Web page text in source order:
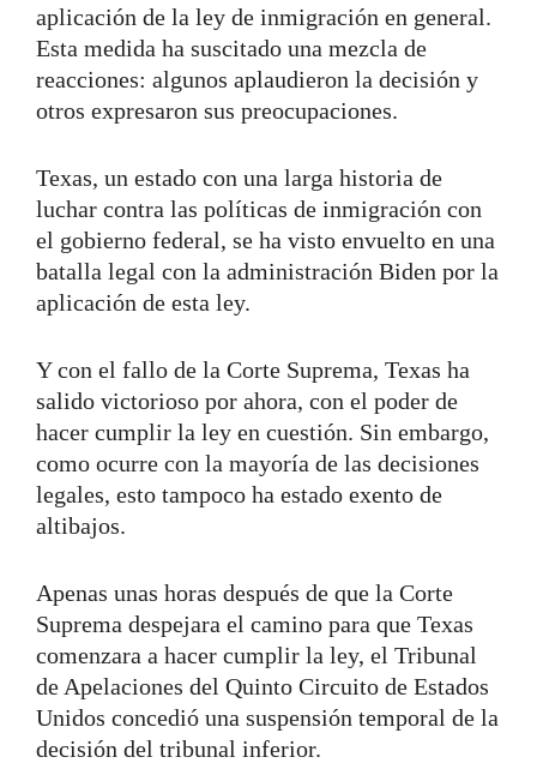
aplicación de la ley de inmigración en general.
Esta medida ha suscitado una mezcla de
reacciones: algunos aplaudieron la decisión y
otros expresaron sus preocupaciones.
Texas, un estado con una larga historia de
luchar contra las políticas de inmigración con
el gobierno federal, se ha visto envuelto en una
batalla legal con la administración Biden por la
aplicación de esta ley.
Y con el fallo de la Corte Suprema, Texas ha
salido victorioso por ahora, con el poder de
hacer cumplir la ley en cuestión. Sin embargo,
como ocurre con la mayoría de las decisiones
legales, esto tampoco ha estado exento de
altibajos.
Apenas unas horas después de que la Corte
Suprema despejara el camino para que Texas
comenzara a hacer cumplir la ley, el Tribunal
de Apelaciones del Quinto Circuito de Estados
Unidos concedió una suspensión temporal de la
decisión del tribunal inferior.